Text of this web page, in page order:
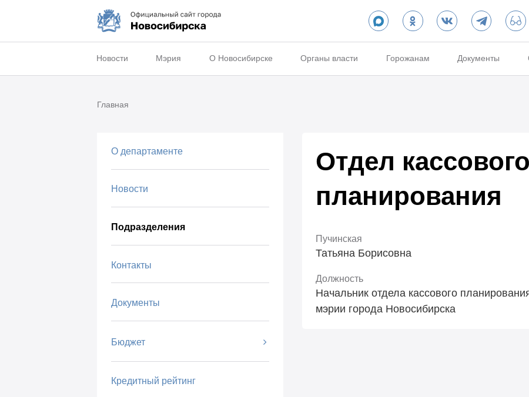
Новости Мэрия О Новосибирске Органы власти Горожанам Документы
Главная
О департаменте
Новости
Подразделения
Контакты
Документы
Бюджет
Кредитный рейтинг
Отдел кассового
планирования
Пучинская
Татьяна Борисовна
Должность
Начальник отдела кассового
мэрии города Новосибирска